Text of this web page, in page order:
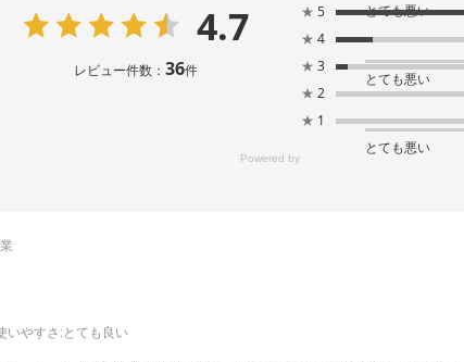
4.7
レビュー件数： 36件
★ 5
★ 4
★ 3
★ 2
★ 1
とても悪い
とても悪い
とても悪い
いやすさ :とても良い